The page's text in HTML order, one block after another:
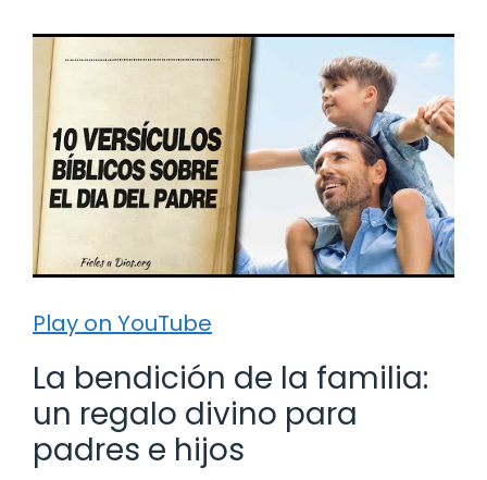
Play on YouTube
La bendición de la familia:
un regalo divino para
padres e hijos